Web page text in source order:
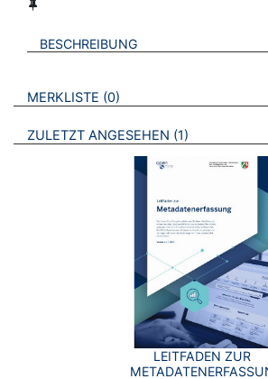
BESCHREIBUNG
VERWEISE AUF VERMERKTE- ODER
MERKLISTE 0 BROSCHÜREN
ZULETZT ANGESEHEN 1
LEITFADEN ZUR